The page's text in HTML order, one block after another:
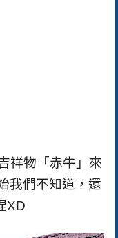
祥物「赤牛」來
我們不知道，還
XD